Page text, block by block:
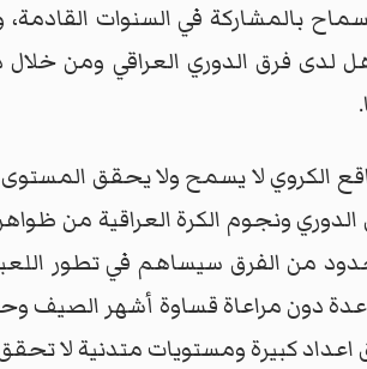
بالمشاركة في السنوات
لدى فرق الدوري العراقي ومن
الكروي لا يسمح ولا يحقق
ونجوم الكرة العراقية من
من الفرق سيساهم في تطور
دون مراعاة قساوة أشهر الصيف
اعداد كبيرة ومستويات متدنية لا